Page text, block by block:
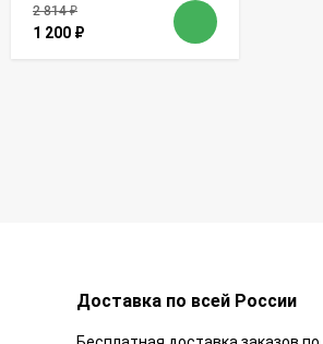
2 814₽
1 200 ₽
Доставка по всей России